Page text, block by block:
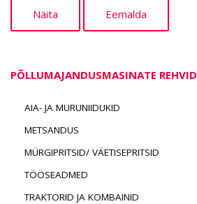
PÕLLUMAJANDUSMASINATE REHVID
AIA- JA MURUNIIDUKID
METSANDUS
MÜRGIPRITSID/ VÄETISEPRITSID
TÖÖSEADMED
TRAKTORID JA KOMBAINID